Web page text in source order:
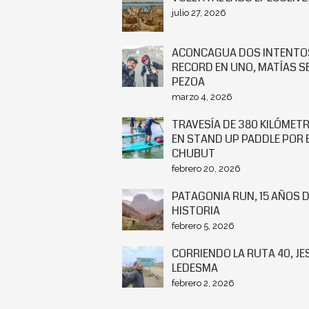
julio 27, 2026
ACONCAGUA DOS
RECORD EN UNO, MATÍAS
PEZOA
marzo 4, 2026
TRAVESÍA DE 380
EN STAND UP PADDLE POR
CHUBUT
febrero 20, 2026
PATAGONIA RUN, 15 AÑOS
HISTORIA
febrero 5, 2026
CORRIENDO LA RUTA 40,
LEDESMA
febrero 2, 2026